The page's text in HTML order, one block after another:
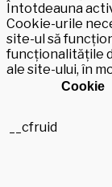
Întotdeauna
Cookie-urile
site-ul să
funcționalitățile
ale site-ului, în
Cookie
__cfruid